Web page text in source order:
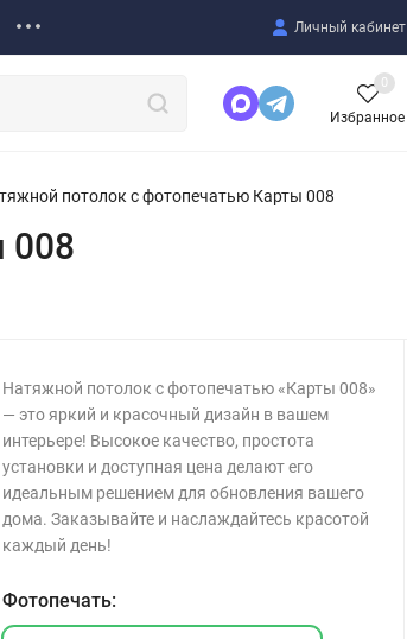
Личный кабинет
Избранное
0
потолок с фотопечатью Карты 008
008
Натяжной потолок с фотопечатью «Карты 008»
— это яркий и красочный дизайн в вашем
интерьере! Высокое качество, простота
установки и доступная цена делают его
идеальным решением для обновления вашего
дома. Заказывайте и наслаждайтесь красотой
каждый день!
Фотопечать: